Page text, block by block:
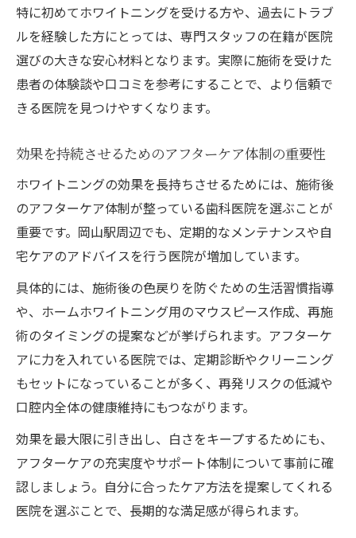
特に初めてホワイトニングを受ける方や、過去にトラブ
ルを経験した方にとっては、専門スタッフの在籍が医院
選びの大きな安心材料となります。実際に施術を受けた
患者の体験談や口コミを参考にすることで、より信頼で
きる医院を見つけやすくなります。
効果を持続させるためのアフターケア体制の重要性
ホワイトニングの効果を長持ちさせるためには、施術後
のアフターケア体制が整っている歯科医院を選ぶことが
重要です。岡山駅周辺でも、定期的なメンテナンスや自
宅ケアのアドバイスを行う医院が増加しています。
具体的には、施術後の色戻りを防ぐための生活習慣指導
や、ホームホワイトニング用のマウスピース作成、再施
術のタイミングの提案などが挙げられます。アフターケ
アに力を入れている医院では、定期診断やクリーニング
もセットになっていることが多く、再発リスクの低減や
口腔内全体の健康維持にもつながります。
効果を最大限に引き出し、白さをキープするためにも、
アフターケアの充実度やサポート体制について事前に確
認しましょう。自分に合ったケア方法を提案してくれる
医院を選ぶことで、長期的な満足感が得られます。